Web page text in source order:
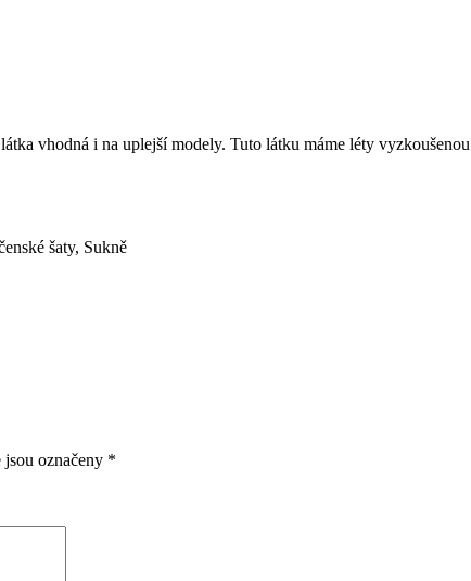
vhodná i na uplejší modely. Tuto látku máme léty
šaty, Sukně
označeny *